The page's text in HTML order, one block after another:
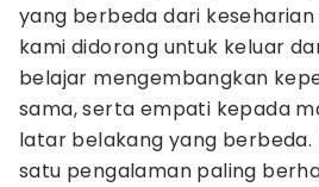
yang berbeda dari
kami didorong untuk keluar
belajar mengembangkan
sama, serta empati kepada
latar belakang yang berbeda.
satu pengalaman paling